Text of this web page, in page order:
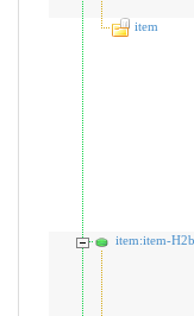
item
item:item-H2b